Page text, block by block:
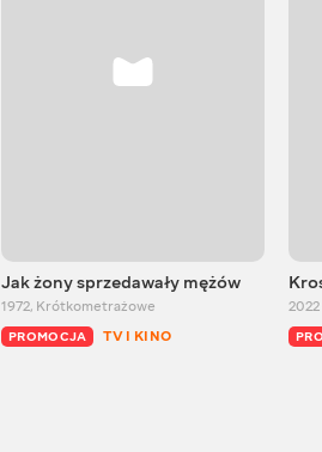
Jak żony sprzedawały mężów
1972, Krótkometrażowe
PROMOCJA TV I KINO